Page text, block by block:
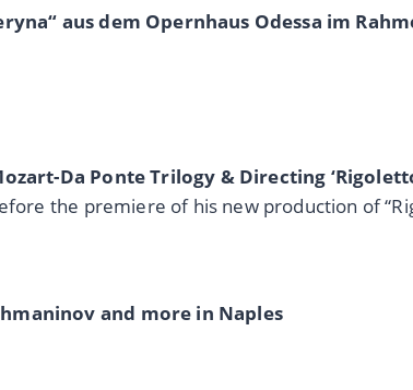
aus dem Opernhaus Odessa im
Da Ponte Trilogy & Directing
the premiere of his new production of
and more in Naples